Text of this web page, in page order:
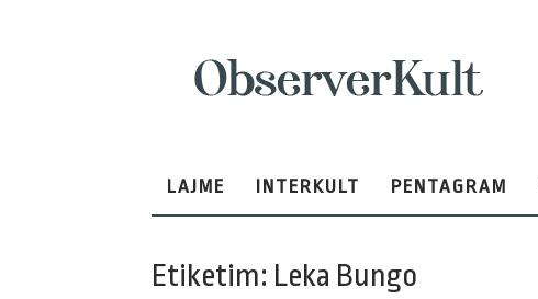
LAJME INTERKULT PENTAGRAM
Etiketim: Leka Bungo